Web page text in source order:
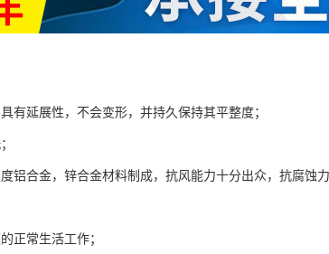
有延展性，不会变形，并持久保持其平整度；
铝合金，锌合金材料制成，抗风能力十分出众，抗腐蚀
正常生活工作；